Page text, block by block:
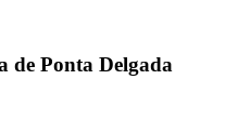
de Ponta Delgada